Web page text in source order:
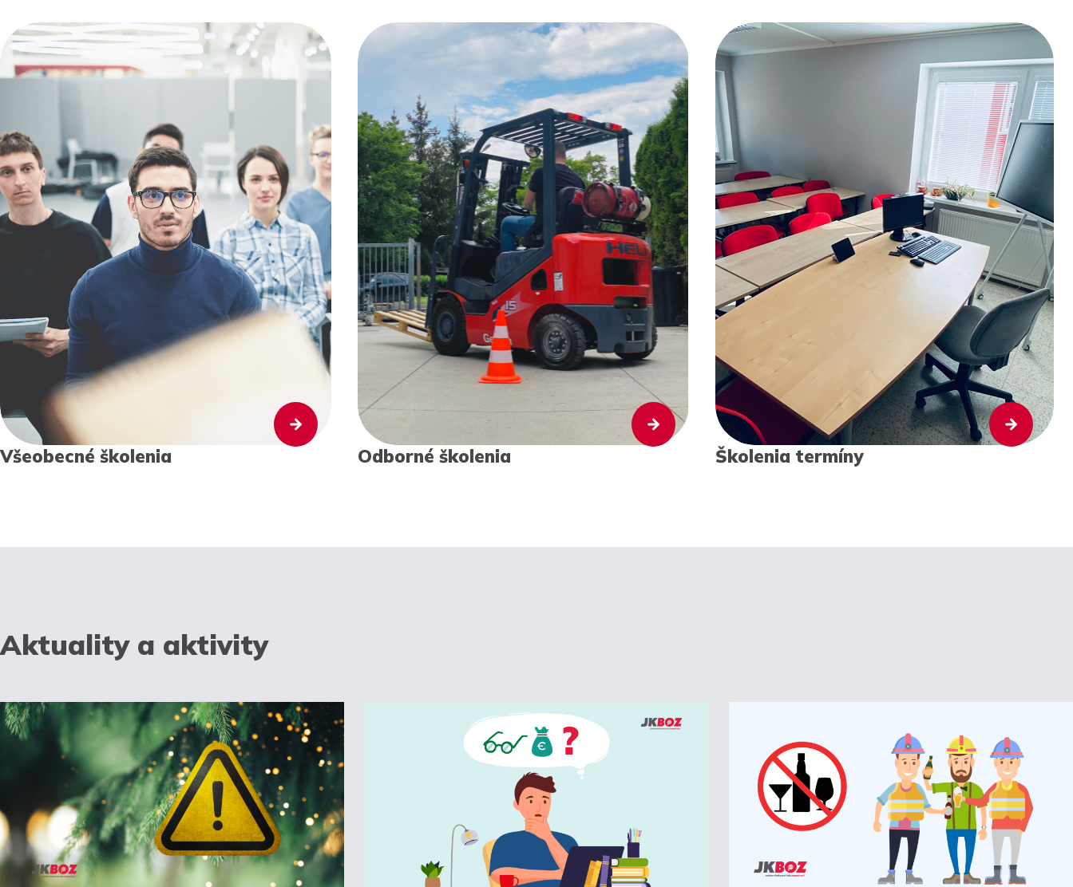
Všeobecné školenia Odborné školenia Školenia termíny
Aktuality a aktivity